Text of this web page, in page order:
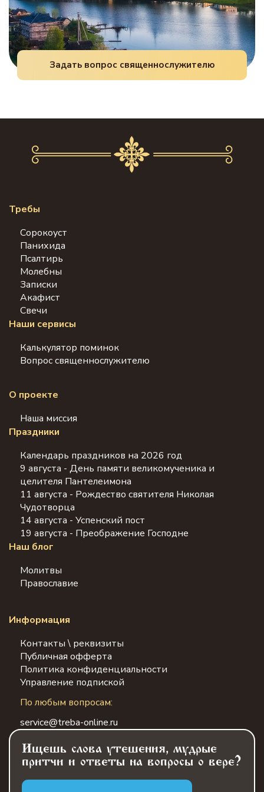
Задать вопрос священнослужителю
Требы
Сорокоуст
Панихида
Псалтирь
Молебны
Записки
Акафист
Свечи
Наши сервисы
Калькулятор поминок
Вопрос священнослужителю
О проекте
Наша миссия
Праздники
Календарь праздников на 2026 год
9 августа - День памяти великомученика и
целителя Пантелеимона
11 августа - Рождество святителя Николая
Чудотворца
14 августа - Успенский пост
19 августа - Преображение Господне
Наш блог
Молитвы
Православие
Информация
Контакты \ реквизиты
Публичная офферта
Политика конфиденциальности
Управление подпиской
По любым вопросам:
service@treba-online.ru
Ищешь слова утешения, мудрые
притчи и ответы на вопросы о вере?